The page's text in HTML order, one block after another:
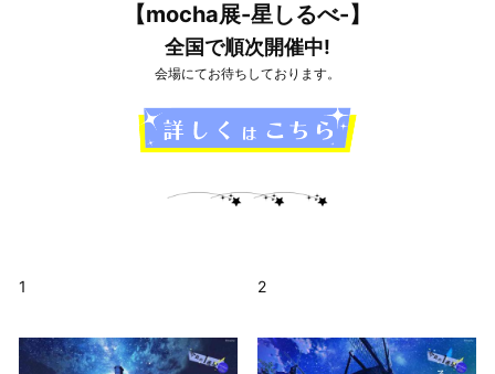
【mocha展-星しるべ-】
全国で順次開催中!
会場にてお待ちしております。
1 2